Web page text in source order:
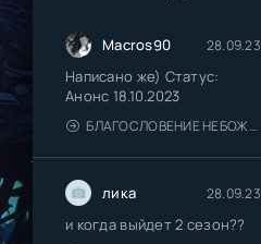
Macros90 28.09.23
Написано же) Статус:
Анонс 18.10.2023
БЛАГОСЛОВЕНИЕ НЕБОЖИТЕЛЕЙ 2 СЕЗОН
лика 28.09.23
и когда выйдет 2 сезон??